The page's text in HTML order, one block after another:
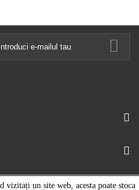
vizitați un site web, acesta poate stoca